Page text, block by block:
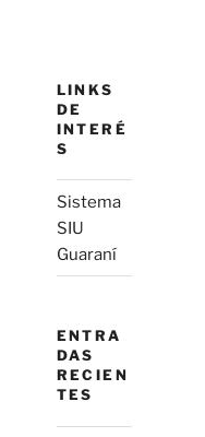
LINKS
DE
INTERÉ
S
Sistema
SIU
Guaraní
ENTRA
DAS
RECIEN
TES